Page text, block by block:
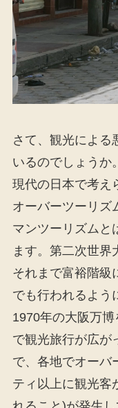
さて、観光による
いるのでしょうか。
現代の日本で考え
オーバーツーリズ
マンツーリズムと
ます。第二次世界
それまで富裕階級
でも行われるよう
1970年の大阪万
で観光旅行が広が
で、各地でオーバ
ティ以上に観光客